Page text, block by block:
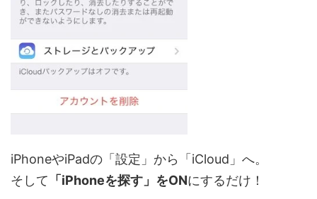
iPhoneやiPadの「設定」から「iCloud」へ。
そして 「iPhoneを探す」をONにするだけ！